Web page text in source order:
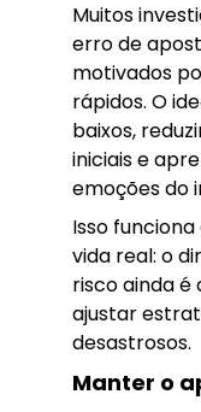
Muitos
erro de
motivados
rápidos. O
baixos,
iniciais e
emoções do
Isso
vida real: o
risco ainda
ajustar
desastrosos.
Manter o